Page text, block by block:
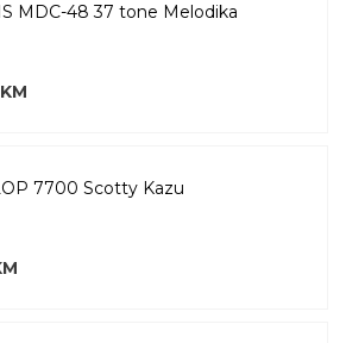
MDC-48 37 tone Melodika
7700 Scotty Kazu